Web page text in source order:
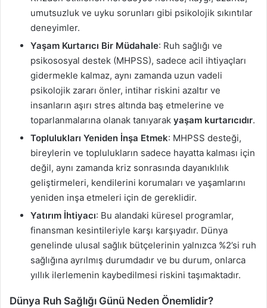
umutsuzluk ve uyku sorunları gibi psikolojik sıkıntılar
deneyimler.
Yaşam Kurtarıcı Bir Müdahale: Ruh sağlığı ve
psikososyal destek (MHPSS), sadece acil ihtiyaçları
gidermekle kalmaz, aynı zamanda uzun vadeli
psikolojik zararı önler, intihar riskini azaltır ve
insanların aşırı stres altında baş etmelerine ve
toparlanmalarına olanak tanıyarak yaşam kurtarıcıdır.
Toplulukları Yeniden İnşa Etmek: MHPSS desteği,
bireylerin ve toplulukların sadece hayatta kalması için
değil, aynı zamanda kriz sonrasında dayanıklılık
geliştirmeleri, kendilerini korumaları ve yaşamlarını
yeniden inşa etmeleri için de gereklidir.
Yatırım İhtiyacı: Bu alandaki küresel programlar,
finansman kesintileriyle karşı karşıyadır. Dünya
genelinde ulusal sağlık bütçelerinin yalnızca %2’si ruh
sağlığına ayrılmış durumdadır ve bu durum, onlarca
yıllık ilerlemenin kaybedilmesi riskini taşımaktadır.
Dünya Ruh Sağlığı Günü Neden Önemlidir?